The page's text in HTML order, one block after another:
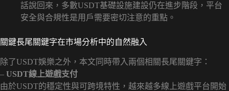
話說回來，多數USDT基礎設施建設仍在進步階段，平台
安全與合規性是用戶需要密切注意的重點。
關鍵長尾關鍵字在市場分析中的自然融入
除了USDT娛樂之外，本文同時帶入兩個相關長尾關鍵字：
– USDT線上遊戲支付
由於USDT的穩定性與可跨境特性，越來越多線上遊戲平台開始